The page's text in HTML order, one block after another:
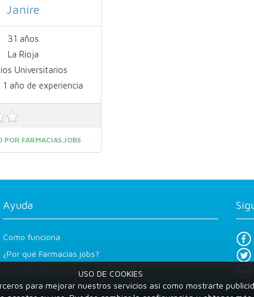
Janire
31 años
La Rioja
Universitarios
1 año de experiencia
POR FARMACIAS.JOBS
Ayuda
Como funciona
¿Por qué Farmacias.jobs?
Preguntas frecuentes
¿Alguna duda?Contáctanos
USO DE COOKIES
para mejorar nuestros servicios así como mostrarte